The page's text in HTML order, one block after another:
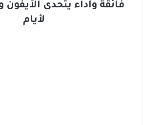
فائقة وأداء يتحدى الآيفون
لأيام